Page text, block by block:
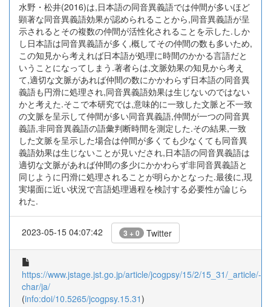
水野・松井(2016)は,日本語の同音異義語では仲間が多いほど
顕著な同音異義語効果が認められることから,同音異義語が呈
示されるとその複数の仲間が活性化されることを示した.しか
し日本語は同音異義語が多く,概してその仲間の数も多いため,
この知見から考えれば日本語が処理に時間のかかる言語だと
いうことになってしまう.著者らは,文脈効果の知見から考え
て,適切な文脈があれば仲間の数にかかわらず日本語の同音異
義語も円滑に処理され,同音異義語効果は生じないのではない
かと考えた.そこで本研究では,意味的に一致した文脈と不一致
の文脈を呈示して仲間が多い同音異義語,仲間が一つの同音異
義語,非同音異義語の語彙判断時間を測定した.その結果,一致
した文脈を呈示した場合は仲間が多くても少なくても同音異
義語効果は生じないことが見いだされ,日本語の同音異義語は
適切な文脈があれば仲間の多少にかかわらず非同音異義語と
同じように円滑に処理されることが明らかとなった.最後に,現
実場面に近い状況で言語処理過程を検討する必要性が論じら
れた.
2023-05-15 04:07:42 3 + 0 Twitter
https://www.jstage.jst.go.jp/article/jcogpsy/15/2/15_31/_article/-
char/ja/
(info:doi/10.5265/jcogpsy.15.31)